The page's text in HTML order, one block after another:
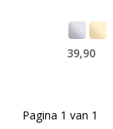
39,90
Pagina 1 van 1